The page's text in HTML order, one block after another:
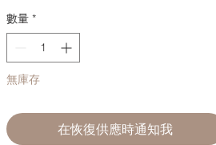
數量 *
無庫存
在恢復供應時通知我